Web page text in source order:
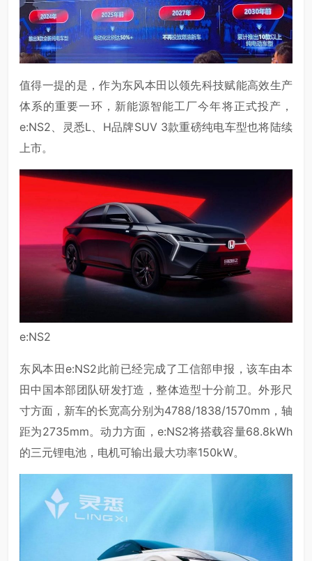
值得一提的是，作为东风本田以领先科技赋能高效生产
体系的重要一环，新能源智能工厂今年将正式投产，
e:NS2、灵悉L、H品牌SUV 3款重磅纯电车型也将陆续
上市。
e:NS2
东风本田e:NS2此前已经完成了工信部申报，该车由本
田中国本部团队研发打造，整体造型十分前卫。外形尺
寸方面，新车的长宽高分别为4788/1838/1570mm，轴
距为2735mm。动力方面，e:NS2将搭载容量68.8kWh
的三元锂电池，电机可输出最大功率150kW。